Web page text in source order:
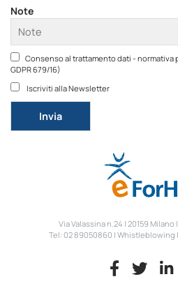
Note
Consenso al trattamento dati - normativa
GDPR 679/16)
Iscriviti alla Newsletter
Via Valassina n.24 | 20159 Milano
Tel: 02 89050860 | Whistleblowing |